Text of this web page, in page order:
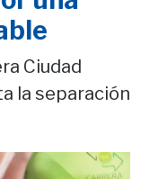
Ciudad
la separación